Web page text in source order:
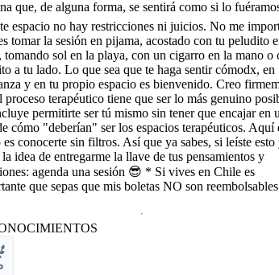
que, de alguna forma, se sentirá como si lo
espacio no hay restricciones ni juicios. No me
tomar la sesión en pijama, acostado con tu peludito
tomando sol en la playa, con un cigarro en la mano o
a tu lado. Lo que sea que te haga sentir cómodx, en
y en tu propio espacio es bienvenido. Creo
proceso terapéutico tiene que ser lo más genuino
permitirte ser tú mismo sin tener que encajar en
cómo "deberían" ser los espacios terapéuticos. Aquí
es conocerte sin filtros. Así que ya sabes, si leíste esto
la idea de entregarme la llave de tus pensamientos y
agenda una sesión 😎 * Si vives en Chile es
que sepas que mis boletas NO son reembolsables